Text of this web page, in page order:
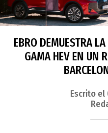
EBRO DEMUESTRA
GAMA HEV EN UN
Escrito el